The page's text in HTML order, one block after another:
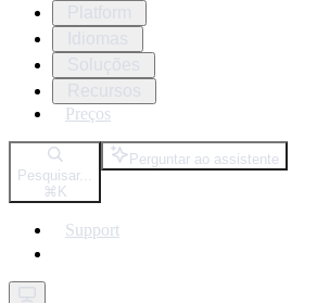
Preços
Pesquisar...
⌘ K
Perguntar ao assistente
Support